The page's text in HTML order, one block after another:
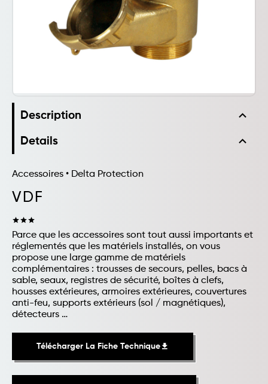
Description expand_less
Details expand_less
Accessoires • Delta Protection
VDF
starstarstar
Parce que les accessoires sont tout aussi importants et
réglementés que les matériels installés, on vous
propose une large gamme de matériels
complémentaires : trousses de secours, pelles, bacs à
sable, seaux, registres de sécurité, boîtes à clefs,
housses extérieures, armoires extérieures, couvertures
anti-feu, supports extérieurs (sol / magnétiques),
détecteurs …
Télécharger La Fiche Techniquefile_download